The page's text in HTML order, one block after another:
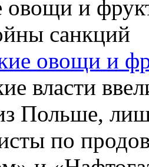
овощи и
власти
Польше,
по